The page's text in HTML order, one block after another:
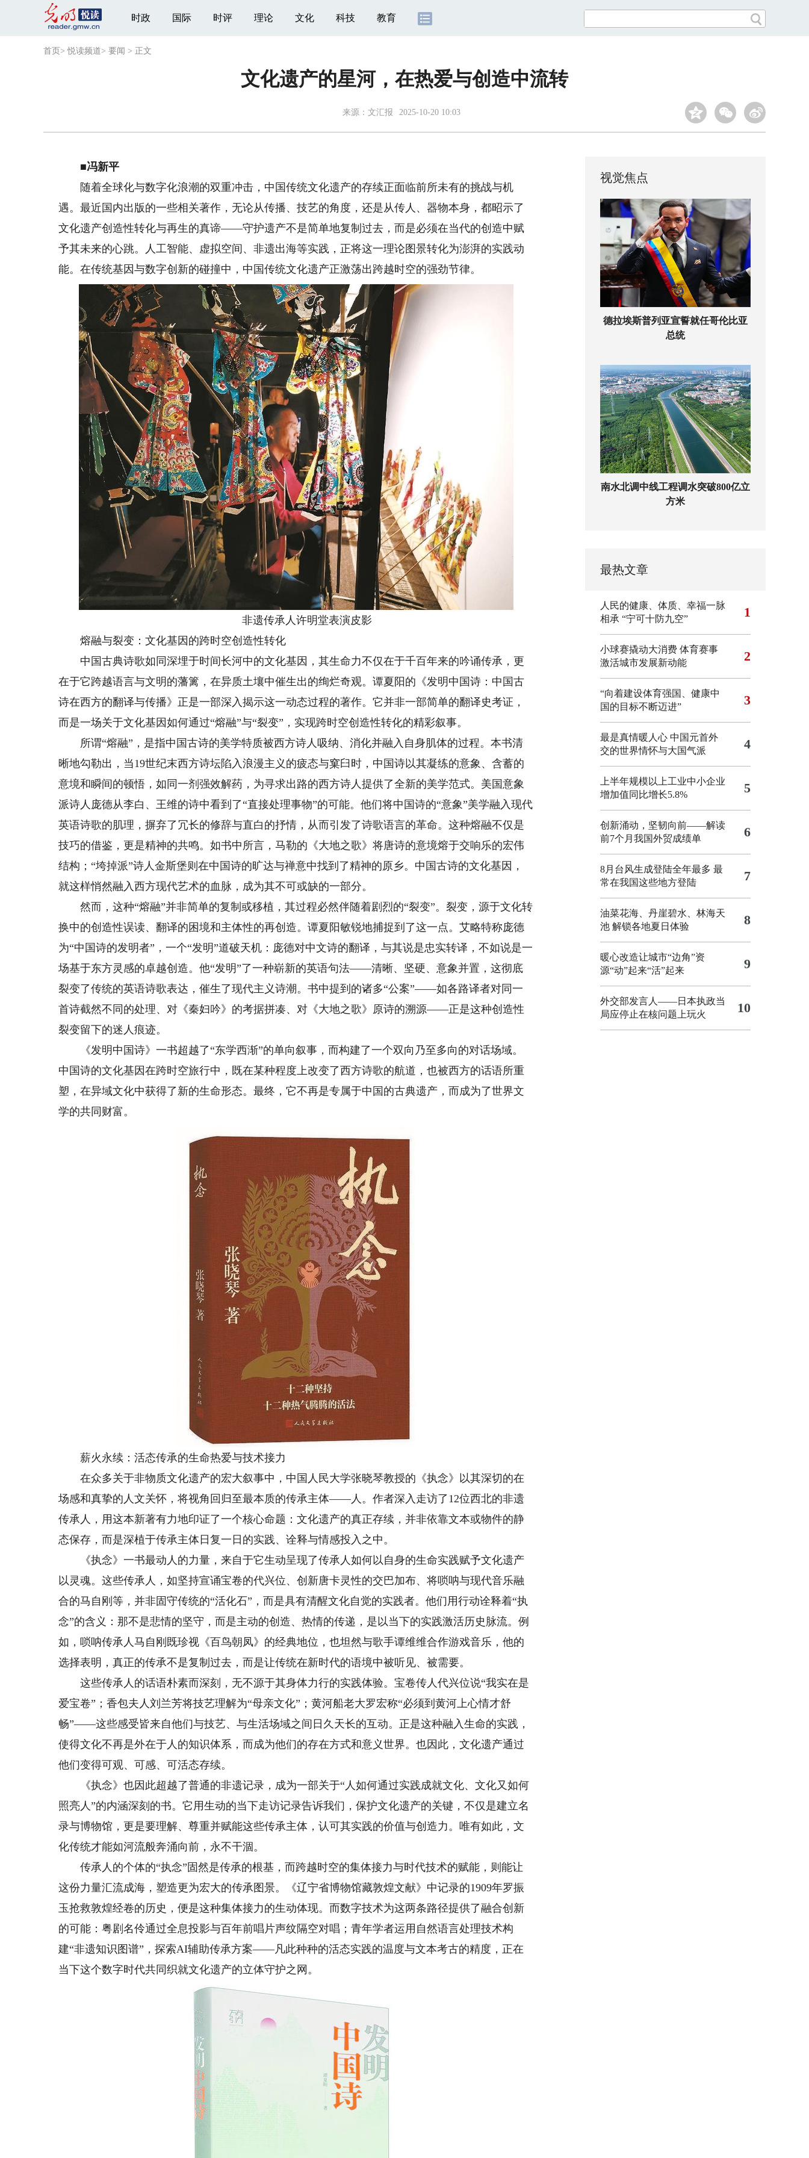
时政 国际 时评 理论 文化 科技 教育
首页 >悦读频道> 要闻 > 正文
文化遗产的星河，在热爱与创造中流转
来源： 文汇报 2025-10-20 10:03
■冯新平
随着全球化与数字化浪潮的双重冲击，中国传统文化遗产的存续正面临前所未有的挑战与机
遇。最近国内出版的一些相关著作，无论从传播、技艺的角度，还是从传人、器物本身，都昭示了
文化遗产创造性转化与再生的真谛——守护遗产不是简单地复制过去，而是必须在当代的创造中赋
予其未来的心跳。人工智能、虚拟空间、非遗出海等实践，正将这一理论图景转化为澎湃的实践动
能。在传统基因与数字创新的碰撞中，中国传统文化遗产正激荡出跨越时空的强劲节律。
非遗传承人许明堂表演皮影
熔融与裂变：文化基因的跨时空创造性转化
中国古典诗歌如同深埋于时间长河中的文化基因，其生命力不仅在于千百年来的吟诵传承，更
在于它跨越语言与文明的藩篱，在异质土壤中催生出的绚烂奇观。谭夏阳的《发明中国诗：中国古
诗在西方的翻译与传播》正是一部深入揭示这一动态过程的著作。它并非一部简单的翻译史考证，
而是一场关于文化基因如何通过“熔融”与“裂变”，实现跨时空创造性转化的精彩叙事。
所谓“熔融”，是指中国古诗的美学特质被西方诗人吸纳、消化并融入自身肌体的过程。本书清
晰地勾勒出，当19世纪末西方诗坛陷入浪漫主义的疲态与窠臼时，中国诗以其凝练的意象、含蓄的
意境和瞬间的顿悟，如同一剂强效解药，为寻求出路的西方诗人提供了全新的美学范式。美国意象
派诗人庞德从李白、王维的诗中看到了“直接处理事物”的可能。他们将中国诗的“意象”美学融入现代
英语诗歌的肌理，摒弃了冗长的修辞与直白的抒情，从而引发了诗歌语言的革命。这种熔融不仅是
技巧的借鉴，更是精神的共鸣。如书中所言，马勒的《大地之歌》将唐诗的意境熔于交响乐的宏伟
结构；“垮掉派”诗人金斯堡则在中国诗的旷达与禅意中找到了精神的原乡。中国古诗的文化基因，
就这样悄然融入西方现代艺术的血脉，成为其不可或缺的一部分。
然而，这种“熔融”并非简单的复制或移植，其过程必然伴随着剧烈的“裂变”。裂变，源于文化转
换中的创造性误读、翻译的困境和主体性的再创造。谭夏阳敏锐地捕捉到了这一点。艾略特称庞德
为“中国诗的发明者”，一个“发明”道破天机：庞德对中文诗的翻译，与其说是忠实转译，不如说是一
场基于东方灵感的卓越创造。他“发明”了一种崭新的英语句法——清晰、坚硬、意象并置，这彻底
裂变了传统的英语诗歌表达，催生了现代主义诗潮。书中提到的诸多“公案”——如各路译者对同一
首诗截然不同的处理、对《秦妇吟》的考据拼凑、对《大地之歌》原诗的溯源——正是这种创造性
裂变留下的迷人痕迹。
《发明中国诗》一书超越了“东学西渐”的单向叙事，而构建了一个双向乃至多向的对话场域。
中国诗的文化基因在跨时空旅行中，既在某种程度上改变了西方诗歌的航道，也被西方的话语所重
塑，在异域文化中获得了新的生命形态。最终，它不再是专属于中国的古典遗产，而成为了世界文
学的共同财富。
薪火永续：活态传承的生命热爱与技术接力
在众多关于非物质文化遗产的宏大叙事中，中国人民大学张晓琴教授的《执念》以其深切的在
场感和真挚的人文关怀，将视角回归至最本质的传承主体——人。作者深入走访了12位西北的非遗
传承人，用这本新著有力地印证了一个核心命题：文化遗产的真正存续，并非依靠文本或物件的静
态保存，而是深植于传承主体日复一日的实践、诠释与情感投入之中。
《执念》一书最动人的力量，来自于它生动呈现了传承人如何以自身的生命实践赋予文化遗产
以灵魂。这些传承人，如坚持宣诵宝卷的代兴位、创新唐卡灵性的交巴加布、将唢呐与现代音乐融
合的马自刚等，并非固守传统的“活化石”，而是具有清醒文化自觉的实践者。他们用行动诠释着“执
念”的含义：那不是悲情的坚守，而是主动的创造、热情的传递，是以当下的实践激活历史脉流。例
如，唢呐传承人马自刚既珍视《百鸟朝凤》的经典地位，也坦然与歌手谭维维合作游戏音乐，他的
选择表明，真正的传承不是复制过去，而是让传统在新时代的语境中被听见、被需要。
这些传承人的话语朴素而深刻，无不源于其身体力行的实践体验。宝卷传人代兴位说“我实在是
爱宝卷”；香包夫人刘兰芳将技艺理解为“母亲文化”；黄河船老大罗宏称“必须到黄河上心情才舒
畅”——这些感受皆来自他们与技艺、与生活场域之间日久天长的互动。正是这种融入生命的实践，
使得文化不再是外在于人的知识体系，而成为他们的存在方式和意义世界。也因此，文化遗产通过
他们变得可观、可感、可活态存续。
《执念》也因此超越了普通的非遗记录，成为一部关于“人如何通过实践成就文化、文化又如何
照亮人”的内涵深刻的书。它用生动的当下走访记录告诉我们，保护文化遗产的关键，不仅是建立名
录与博物馆，更是要理解、尊重并赋能这些传承主体，认可其实践的价值与创造力。唯有如此，文
化传统才能如河流般奔涌向前，永不干涸。
传承人的个体的“执念”固然是传承的根基，而跨越时空的集体接力与时代技术的赋能，则能让
这份力量汇流成海，塑造更为宏大的传承图景。《辽宁省博物馆藏敦煌文献》中记录的1909年罗振
玉抢救敦煌经卷的历史，便是这种集体接力的生动体现。而数字技术为这两条路径提供了融合创新
的可能：粤剧名伶通过全息投影与百年前唱片声纹隔空对唱；青年学者运用自然语言处理技术构
建“非遗知识图谱”，探索AI辅助传承方案——凡此种种的活态实践的温度与文本考古的精度，正在
当下这个数字时代共同织就文化遗产的立体守护之网。
视觉焦点
德拉埃斯普列亚宣誓就任哥伦比亚
总统
南水北调中线工程调水突破800亿立
方米
最热文章
人民的健康、体质、幸福一脉
相承 “宁可十防九空” 1
小球赛撬动大消费 体育赛事
激活城市发展新动能
2
“向着建设体育强国、健康中
国的目标不断迈进”
3
最是真情暖人心 中国元首外
交的世界情怀与大国气派
4
上半年规模以上工业中小企业
增加值同比增长5.8%
5
创新涌动，坚韧向前——解读
前7个月我国外贸成绩单
6
8月台风生成登陆全年最多 最
常在我国这些地方登陆
7
油菜花海、丹崖碧水、林海天
池 解锁各地夏日体验
8
暖心改造让城市“边角”资
源“动”起来“活”起来
9
外交部发言人——日本执政当
局应停止在核问题上玩火
10